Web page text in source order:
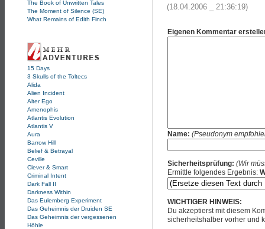
The Book of Unwritten Tales
The Moment of Silence (SE)
What Remains of Edith Finch
15 Days
3 Skulls of the Toltecs
Alida
Alien Incident
Alter Ego
Amenophis
Atlantis Evolution
Atlantis V
Aura
Barrow Hill
Belief & Betrayal
Ceville
Clever & Smart
Criminal Intent
Dark Fall II
Darkness Within
Das Eulemberg Experiment
Das Geheimnis der Druiden SE
Das Geheimnis der vergessenen
Höhle
(18.04.2006 _ 21:36:19)
Eigenen Kommentar
Name: (Pseudonym
Sicherheitsprüfung: (Wir
Ermittle folgendes Ergebnis:
WICHTIGER HINWEIS:
Du akzeptierst mit diesem
sicherheitshalber vorher und